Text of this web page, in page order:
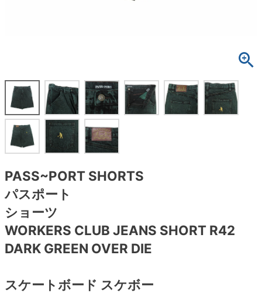
PASS~PORT SHORTS
パスポート
ショーツ
WORKERS CLUB JEANS SHORT R42
DARK GREEN OVER DIE
スケートボード スケボー
8.4inch
8.5inch
8.6inch
8.7inch
8.8inch
8.9inch
8.5inch
8.6inch
8.7inch
8.8inch
8.9inch
9.0inch以上
64mm
65mm
70mm
72mm
75mm
110mm
スケートケース・バッグ
メディア（雑誌・DVD・CD）
27.5cm
28cm
28.5cm
29cm
29.5cm
30cm
ソックス
アンダーウエア